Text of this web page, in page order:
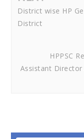
District wise HP
District
HPPSC
Assistant